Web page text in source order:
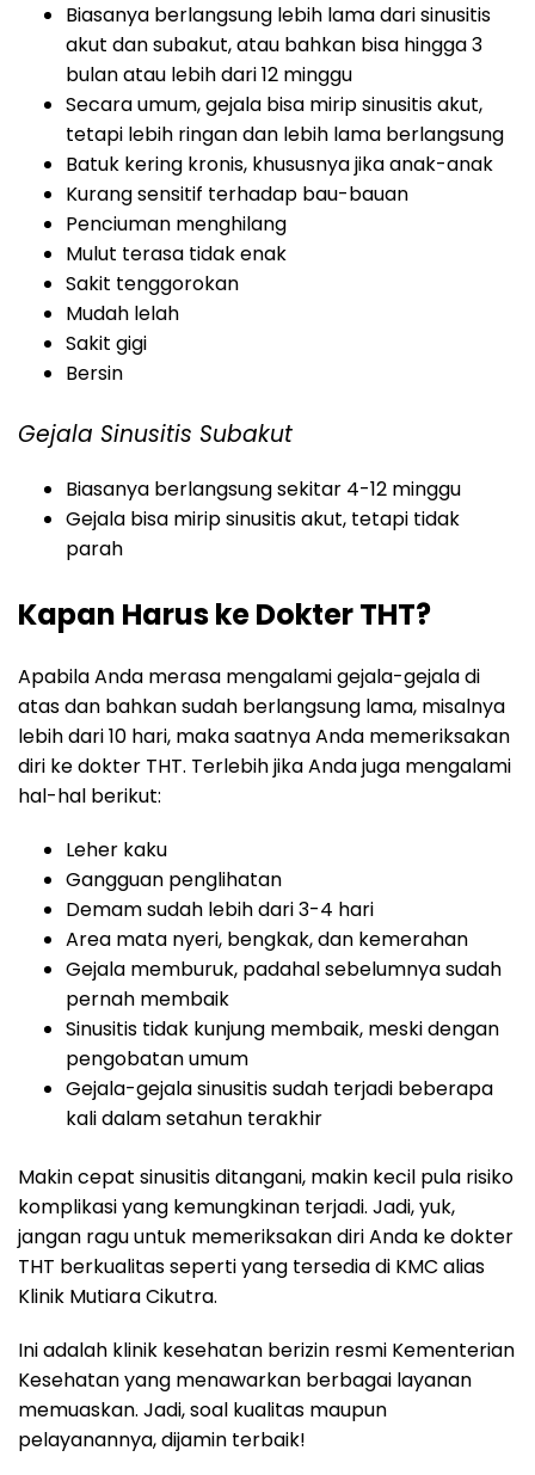
Biasanya berlangsung lebih lama dari sinusitis
akut dan subakut, atau bahkan bisa hingga 3
bulan atau lebih dari 12 minggu
Secara umum, gejala bisa mirip sinusitis akut,
tetapi lebih ringan dan lebih lama berlangsung
Batuk kering kronis, khususnya jika anak-anak
Kurang sensitif terhadap bau-bauan
Penciuman menghilang
Mulut terasa tidak enak
Sakit tenggorokan
Mudah lelah
Sakit gigi
Bersin
Gejala Sinusitis Subakut
Biasanya berlangsung sekitar 4-12 minggu
Gejala bisa mirip sinusitis akut, tetapi tidak
parah
Kapan Harus ke Dokter THT?
Apabila Anda merasa mengalami gejala-gejala di
atas dan bahkan sudah berlangsung lama, misalnya
lebih dari 10 hari, maka saatnya Anda memeriksakan
diri ke dokter THT. Terlebih jika Anda juga mengalami
hal-hal berikut:
Leher kaku
Gangguan penglihatan
Demam sudah lebih dari 3-4 hari
Area mata nyeri, bengkak, dan kemerahan
Gejala memburuk, padahal sebelumnya sudah
pernah membaik
Sinusitis tidak kunjung membaik, meski dengan
pengobatan umum
Gejala-gejala sinusitis sudah terjadi beberapa
kali dalam setahun terakhir
Makin cepat sinusitis ditangani, makin kecil pula risiko
komplikasi yang kemungkinan terjadi. Jadi, yuk,
jangan ragu untuk memeriksakan diri Anda ke dokter
THT berkualitas seperti yang tersedia di KMC alias
Klinik Mutiara Cikutra.
Ini adalah klinik kesehatan berizin resmi Kementerian
Kesehatan yang menawarkan berbagai layanan
memuaskan. Jadi, soal kualitas maupun
pelayanannya, dijamin terbaik!